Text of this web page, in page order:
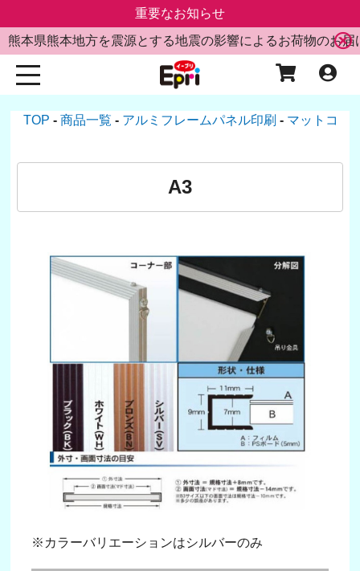
重要なお知らせ
熊本県熊本地方を震源とする地震の影響によるお荷物のお届
TOP 商品一覧 アルミフレームパネル印刷 マットコー
A3
※カラーバリエーションはシルバーのみ